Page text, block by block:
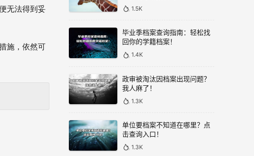
无法得到妥
施，依然可
1.5K
毕业季档案查询指南：轻松找
回你的学籍档案！
1.4K
政审被淘汰因档案出现问题？
我人麻了！
1.3K
单位要档案不知道在哪里？点
击查询入口！
1.3K